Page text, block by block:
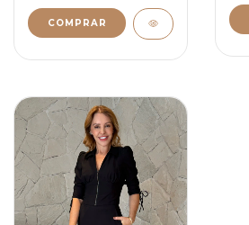
COMPRAR